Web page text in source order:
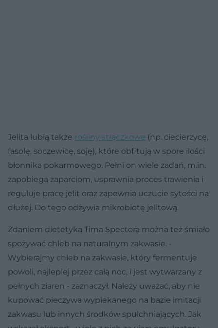
Jelita lubią także rośliny strączkowe (np. ciecierzycę,
fasolę, soczewicę, soję), które obfitują w spore ilości
błonnika pokarmowego. Pełni on wiele zadań, m.in.
zapobiega zaparciom, usprawnia proces trawienia i
reguluje pracę jelit oraz zapewnia uczucie sytości na
dłużej. Do tego odżywia mikrobiotę jelitową.
Zdaniem dietetyka Tima Spectora można też śmiało
spożywać chleb na naturalnym zakwasie. -
Wybierajmy chleb na zakwasie, który fermentuje
powoli, najlepiej przez całą noc, i jest wytwarzany z
pełnych ziaren - zaznaczył. Należy uważać, aby nie
kupować pieczywa wypiekanego na bazie imitacji
zakwasu lub innych środków spulchniających. Jak